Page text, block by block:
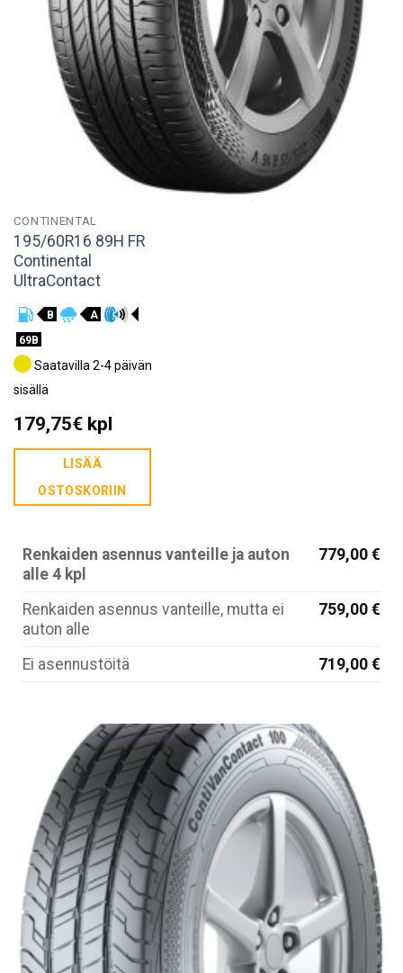
CONTINENTAL
195/60R16 89H FR
Continental
UltraContact
B
A
69B
Saatavilla 2-4 päivän
sisällä
179,75€kpl
LISÄÄ
OSTOSKORIIN
Renkaiden asennus vanteille ja auton
alle 4 kpl
779,00 €
Renkaiden asennus vanteille, mutta ei
auton alle
759,00 €
Ei asennustöitä 719,00 €